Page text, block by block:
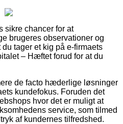
sikre chancer for at
brugeres observationer og
tager et kig på e-firmaets
– Hæftet forud for at du
de facto hæderlige løsninger
kundefokus. Foruden det
hvor det er muligt at
service, som tilmed
af kundernes tilfredshed.